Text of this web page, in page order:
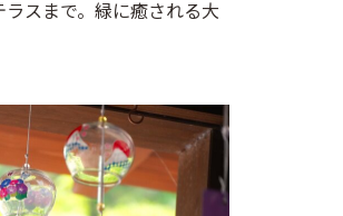
スまで。緑に癒される大